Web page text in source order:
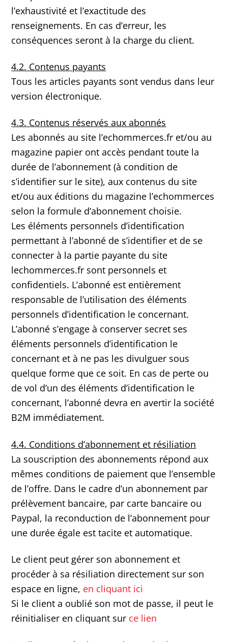
l’exhaustivité et l’exactitude des
renseignements. En cas d’erreur, les
conséquences seront à la charge du client.
4.2. Contenus payants
Tous les articles payants sont vendus dans leur
version électronique.
4.3. Contenus réservés aux abonnés
Les abonnés au site l’echommerces.fr et/ou au
magazine papier ont accès pendant toute la
durée de l’abonnement (à condition de
s’identifier sur le site), aux contenus du site
et/ou aux éditions du magazine l’echommerces
selon la formule d’abonnement choisie.
Les éléments personnels d’identification
permettant à l’abonné de s’identifier et de se
connecter à la partie payante du site
lechommerces.fr sont personnels et
confidentiels. L’abonné est entièrement
responsable de l’utilisation des éléments
personnels d’identification le concernant.
L’abonné s’engage à conserver secret ses
éléments personnels d’identification le
concernant et à ne pas les divulguer sous
quelque forme que ce soit. En cas de perte ou
de vol d’un des éléments d’identification le
concernant, l’abonné devra en avertir la société
B2M immédiatement.
4.4. Conditions d’abonnement et résiliation
La souscription des abonnements répond aux
mêmes conditions de paiement que l’ensemble
de l’offre. Dans le cadre d’un abonnement par
prélèvement bancaire, par carte bancaire ou
Paypal, la reconduction de l’abonnement pour
une durée égale est tacite et automatique.
Le client peut gérer son abonnement et
procéder à sa résiliation directement sur son
espace en ligne, en cliquant ici
Si le client a oublié son mot de passe, il peut le
réinitialiser en cliquant sur ce lien